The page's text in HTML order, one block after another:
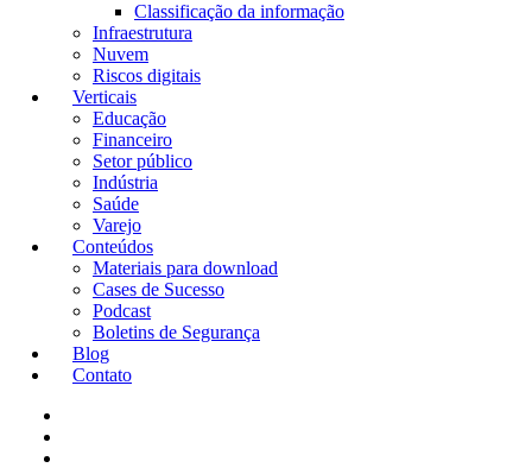
Classificação da informação
Infraestrutura
Nuvem
Riscos digitais
Verticais
Educação
Financeiro
Setor público
Indústria
Saúde
Varejo
Conteúdos
Materiais para download
Cases de Sucesso
Podcast
Boletins de Segurança
Blog
Contato